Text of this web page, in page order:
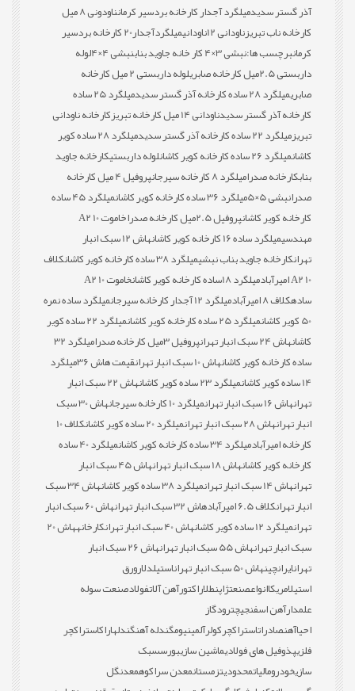
آذر گستر سدیدمیلگرد آجدار کارخانه بردسیر کرمان
ناودونی 8 میل
کارخانه ناب تبریزناودانی 12 ناودانی
میلگردآجدار20 کارخانه بردسیر
کرمانبرچسب ها:نبشی 3×4 کار خانه جاوید بناب نبشی 4×4
لوله
داربستی 2.5میل کارخانه صابری
لوله داربستی 2 میل کارخانه
صابریمیلگرد 28 ساده کارخانه آذر گستر سدید
میلگرد 25 ساده
کارخانه آذر گستر سدیدناودانی 14 میل کارخانه تبریز
کارخانه ناودانی
تبریزمیلگرد 22 ساده کارخانه آذر گستر سدید
میلگرد 28 ساده کویر
کاشانمیلگرد 26 ساده کارخانه کویر کاشان لوله داربستیکارخانه جاوید
بنابکارخانه صدرامیلگرد 8 کارخانه سیرجان
پروفیل 4 میل کارخانه
صدرانبشی 5×5 میلگرد 36 ساده کارخانه کویر کاشان
میلگرد 45 ساده
کارخانه کویر کاشانپروفیل 2.5میل کارخانه صدرا
خاموت 10 A2
مهندسیمیلگرد ساده 16 کارخانه کویر کاشان
هاش 12 سبک انبار
تهرانکارخانه جاوید بناب نبشیمیلگرد 38 ساده کارخانه کویر کاشان
کلاف
10 A2 امیرآباد
میلگرد 18ساده کارخانه کویر کاشان
خاموت 10 A2
سادهکلاف 8 امیرآباد میلگرد 12 آجدار کارخانه سیرجان
میلگرد ساده نمره
50 کویر کاشان
میلگرد 25 ساده کارخانه کویر کاشان
میلگرد 22 ساده کویر
کاشانهاش 24 سبک انبار تهران پروفیل 3میل کارخانه صدرا
میلگرد 32
ساده کارخانه کویر کاشانهاش 10 سبک انبار تهران قیمت هاش 36
میلگرد
14 ساده کویر کاشان
میلگرد 23 ساده کویر کاشان
هاش 22 سبک انبار
تهرانهاش 16 سبک انبار تهران میلگرد 10 کارخانه سیرجان
هاش 30 سبک
انبار تهرانهاش 28 سبک انبار تهران میلگرد 20 ساده کویر کاشان
کلاف 10
کارخانه امیرآبادمیلگرد 34 ساده کارخانه کویر کاشان
میلگرد 40 ساده
کارخانه کویر کاشانهاش 18 سبک انبار تهران
هاش 45 سبک انبار
تهرانهاش 14 سبک انبار تهران میلگرد 38 ساده کویر کاشان
هاش 34 سبک
انبار تهرانکلاف 6.5 امیرآباد هاش 32 سبک انبار تهران
هاش 60 سبک انبار
تهرانمیلگرد 12 ساده کویر کاشان هاش 40 سبک انبار تهران کارخانه
هاش 20
سبک انبار تهرانهاش 55 سبک انبار تهران
هاش 26 سبک انبار
تهرانایرانچینهاش 50 سبک انبار تهران استیلدلارورق
استیلامریکاانواعصنعتژاپنطلاراکتورآهن آلاتفولادصنعت سوله
علمدارآهن اسفنجیچترودگاز
احیاآهنصادراتاستراکچرکولرآلمینیومگندله آهنگندلهاراکاستراکچر
فلزیپذوفیل های فولادیماشین سازیبورسسبک
سازیخودرومالیاتمحدودیتزمستانمعدن سراکوهمعدنگل